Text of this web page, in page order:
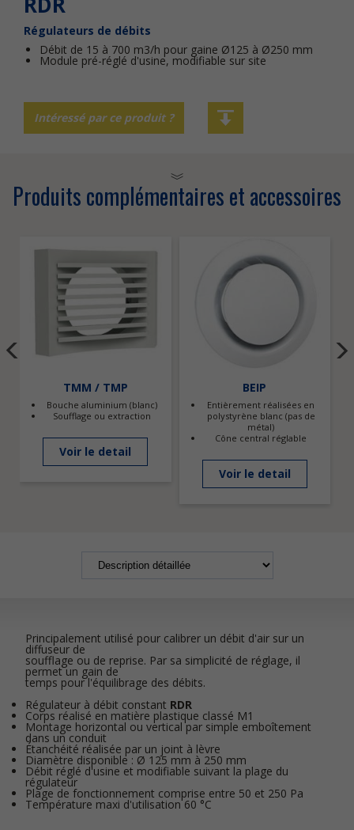
Régulateurs de débits
Débit de 15 à 700 m3/h pour gaine Ø125 à Ø250 mm
Module pré-réglé d'usine, modifiable sur site
Intéressé par ce produit ?
Produits complémentaires et accessoires
TMM / TMP
Bouche aluminium (blanc)
Soufflage ou extraction
Voir le detail
BEIP
Entièrement réalisées en
polystyrène blanc (pas de
métal)
Cône central réglable
Voir le detail
Principalement utilisé pour calibrer un débit d'air sur un
diffuseur de
soufflage ou de reprise. Par sa simplicité de réglage, il
permet un gain de
temps pour l'équilibrage des débits.
Régulateur à débit constant RDR
Corps réalisé en matière plastique classé M1
Montage horizontal ou vertical par simple emboîtement
dans un conduit
Étanchéité réalisée par un joint à lèvre
Diamètre disponible : Ø 125 mm à 250 mm
Débit réglé d'usine et modifiable suivant la plage du
régulateur
Plage de fonctionnement comprise entre 50 et 250 Pa
Température maxi d'utilisation 60 °C